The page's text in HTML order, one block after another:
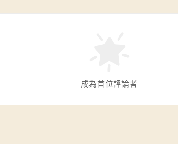
成為首位評論者